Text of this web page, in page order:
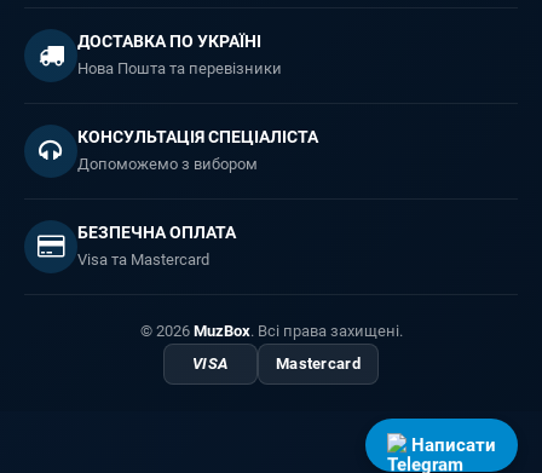
ДОСТАВКА ПО УКРАЇНІ
Нова Пошта та перевізники
КОНСУЛЬТАЦІЯ СПЕЦІАЛІСТА
Допоможемо з вибором
БЕЗПЕЧНА ОПЛАТА
Visa та Mastercard
© 2026 MuzBox. Всі права захищені.
VISA
Mastercard
Написати